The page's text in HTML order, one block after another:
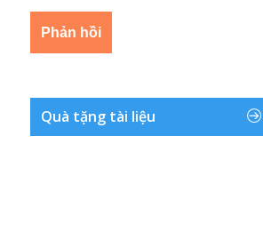
Quà tặng tài liệu